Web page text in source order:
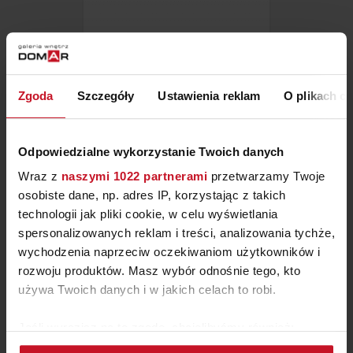
Zgoda Szczegóły Ustawienia reklam O plikach
Odpowiedzialne wykorzystanie Twoich danych
Wraz z naszymi 1022 partnerami przetwarzamy Twoje
osobiste dane, np. adres IP, korzystając z takich
technologii jak pliki cookie, w celu wyświetlania
spersonalizowanych reklam i treści, analizowania tychże,
wychodzenia naprzeciw oczekiwaniom użytkowników i
rozwoju produktów. Masz wybór odnośnie tego, kto
używa Twoich danych i w jakich celach to robi.
Gromadzić dane dotyczące Twojej lokalizacji
LIMITED EDITION 2021
ZAPYTAJ O CENĘ W SALONIE